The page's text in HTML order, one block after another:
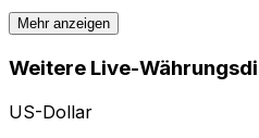
Mehr anzeigen
Weitere Live-
US-Dollar